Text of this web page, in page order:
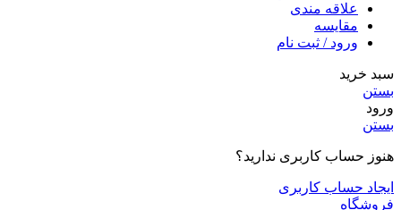
علاقه مندی
مقایسه
ورود / ثبت نام
سبد خرید
بستن
ورود
بستن
هنوز حساب کاربری ندارید؟
ایجاد حساب کاربری
فروشگاه